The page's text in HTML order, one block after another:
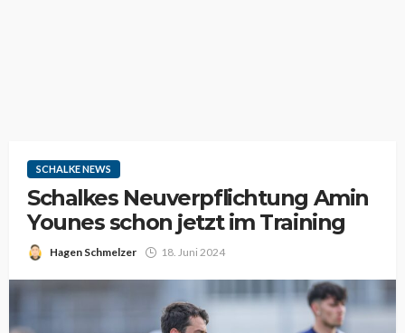
SCHALKE NEWS
Schalkes Neuverpflichtung Amin
Younes schon jetzt im Training
Hagen Schmelzer 18. Juni 2024